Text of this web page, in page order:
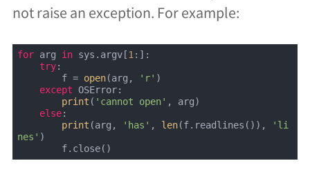
not raise an exception. For example:
for arg in sys.argv[1 :]:
try:
        f =
open(arg, 'r' )
except OSError:
print ( 'cannot open' , arg)
else:
print (arg, 'has' , len(f.readlines()),
'li
nes' )
        f.close()